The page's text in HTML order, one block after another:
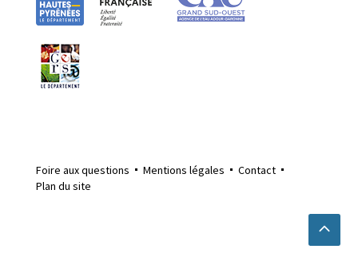
Foire aux questions Mentions légales
Contact
Plan du site